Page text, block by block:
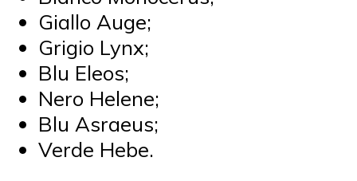
Giallo Auge;
Grigio Lynx;
Blu Eleos;
Nero Helene;
Blu Asraeus;
Verde Hebe.